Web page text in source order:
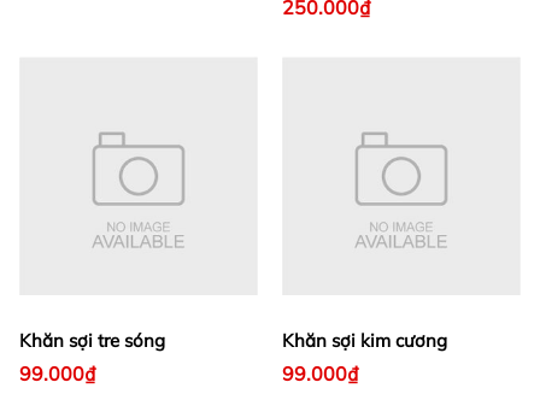
250.000₫
Khăn sợi tre sóng
99.000₫
Khăn sợi kim cương
99.000₫